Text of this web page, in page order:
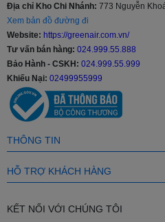
Chế độ bảo hành
Thời gian bảo hành của tủ lạnh
20 năm với máy nén, bảo hành tại
Các công nghệ nổi bật ở Tủ
Công nghệ làm lạnh vòm All-
Diệt khuẩn, khử mùi lọc
Tiết kiệm điện, chạy êm ái
Green Air tự hào là nhà phân phối
hàng nổi tiếng sau đây:
Sharp,...
Địa chỉ Kho Chi Nhánh: 773 Nguyễn
Xem bản đồ đường đi
Website: https://greenair.com.vn/
Tư vấn bán hàng: 024.999.55.888
Bảo Hành - CSKH: 024.999.55.999
Khiếu Nại: 02499955999
THÔNG TIN
HỖ TRỢ KHÁCH HÀNG
KẾT NỐI VỚI CHÚNG TÔI